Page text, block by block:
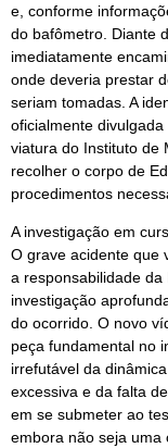
e, conforme
do bafômetro. Diante
imediatamente
onde deveria prestar
seriam tomadas. A
oficialmente
viatura do Instituto de
recolher o corpo de
procedimentos
A investigação em
O grave acidente que
a responsabilidade da
investigação
do ocorrido. O novo
peça fundamental no
irrefutável da
excessiva e da falta
em se submeter ao
embora não seja uma